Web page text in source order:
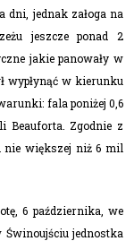
jednak załoga na
jeszcze ponad 2
jakie panowały w
wypłynąć w kierunku
fala poniżej 0,6
Zgodnie z
nie większej niż 6 mil
6 października, we
Świnoujściu jednostka